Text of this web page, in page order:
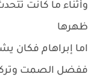
وأثناء ما كانت
ظهرها
اما إبراهام فكان
ففضل الصمت